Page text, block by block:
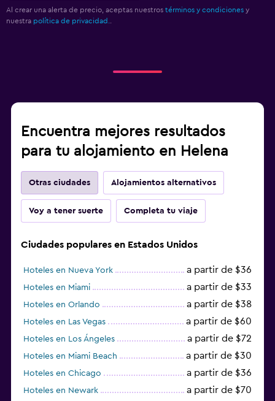
Al crear una alerta de precio, aceptas nuestros términos y condiciones y
nuestra política de privacidad.
Encuentra mejores resultados
para tu alojamiento en Helena
Otras ciudades Alojamientos alternativos
Voy a tener suerte Completa tu viaje
Ciudades populares en Estados Unidos
Hoteles en Nueva York a partir de $36
Hoteles en Miami a partir de $33
Hoteles en Orlando a partir de $38
Hoteles en Las Vegas a partir de $60
Hoteles en Los Ángeles a partir de $72
Hoteles en Miami Beach a partir de $30
Hoteles en Chicago a partir de $36
Hoteles en Newark a partir de $70